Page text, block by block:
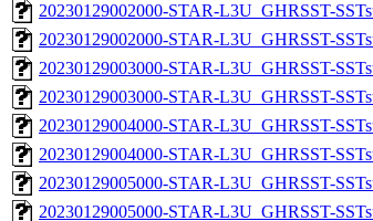
20230129002000-STAR-L3U_GHRSST-
20230129002000-STAR-L3U_GHRSST-
20230129003000-STAR-L3U_GHRSST-
20230129003000-STAR-L3U_GHRSST-
20230129004000-STAR-L3U_GHRSST-
20230129004000-STAR-L3U_GHRSST-
20230129005000-STAR-L3U_GHRSST-
20230129005000-STAR-L3U_GHRSST-